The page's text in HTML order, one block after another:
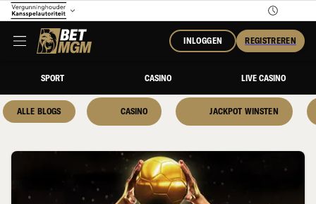
INLOGGEN REGISTREREN
SPORT CASINO LIVE CASINO
ALLE BLOGS CASINO JACKPOT WINSTEN